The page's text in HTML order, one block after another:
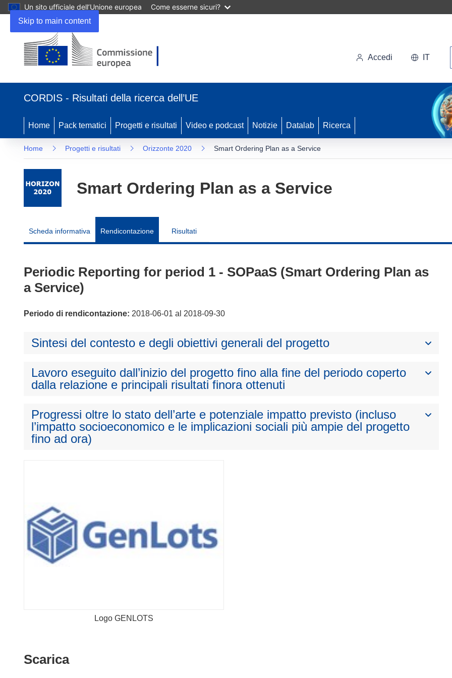
Skip to main content
Un sito ufficiale dell’Unione europea Come esserne sicuri?
in
nuova
finestra)
Accedi IT
CORDIS - Risultati della ricerca dell’UE
Home Pack tematici Progetti e risultati Video e podcast Notizie Datalab Ricerca
Home Progetti e risultati Orizzonte 2020 Smart Ordering Plan as a Service
Smart Ordering Plan as a Service
Scheda informativa Rendicontazione Risultati
Periodic Reporting for period 1 - SOPaaS (Smart Ordering Plan as
a Service)
Periodo di rendicontazione: 2018-06-01 al 2018-09-30
Sintesi del contesto e degli obiettivi generali del progetto
Lavoro eseguito dall’inizio del progetto fino alla fine del periodo coperto
dalla relazione e principali risultati finora ottenuti
Progressi oltre lo stato dell’arte e potenziale impatto previsto (incluso
l’impatto socioeconomico e le implicazioni sociali più ampie del progetto
fino ad ora)
Logo GENLOTS
ScaricaScarica